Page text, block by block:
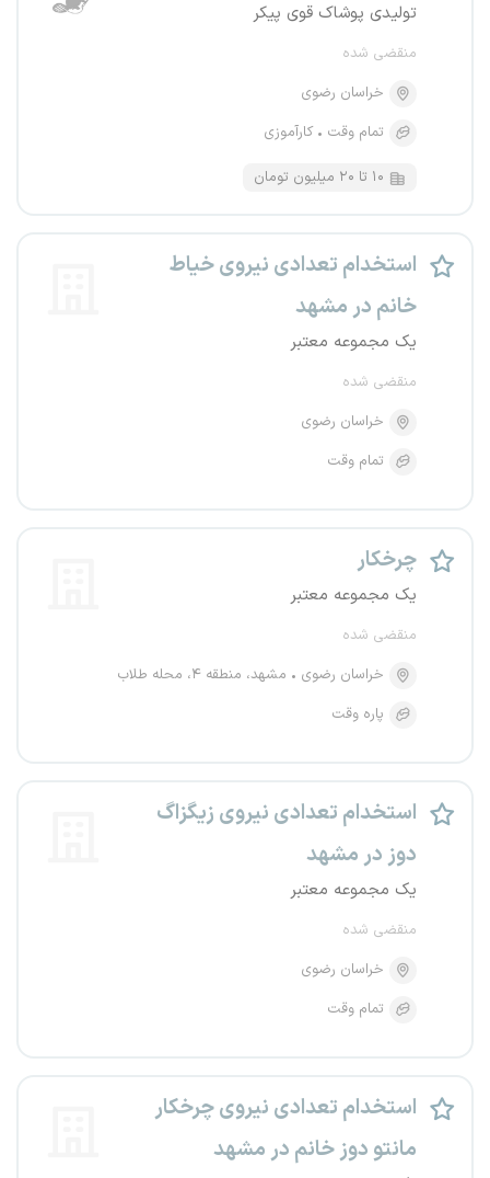
تولیدی پوشاک قوی پیکر
منقضی شده
خراسان رضوی
تمام وقت
کارآموزی
۱۰ تا ۲۰ میلیون تومان
استخدام تعدادی نیروی خیاط
خانم در مشهد
یک مجموعه معتبر
منقضی شده
خراسان رضوی
تمام وقت
چرخکار
یک مجموعه معتبر
منقضی شده
خراسان رضوی
مشهد، منطقه ۴، محله طلاب
پاره وقت
استخدام تعدادی نیروی زیگزاگ
دوز در مشهد
یک مجموعه معتبر
منقضی شده
خراسان رضوی
تمام وقت
استخدام تعدادی نیروی چرخکار
مانتو دوز خانم در مشهد